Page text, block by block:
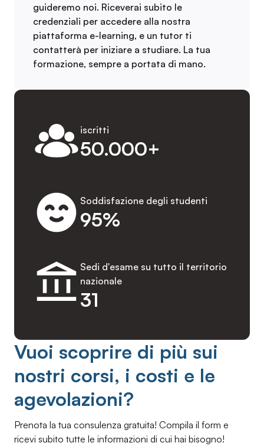
guideremo noi. Riceverai subito le
credenziali per accedere alla nostra
piattaforma e-learning, e un tutor ti
contatterà per iniziare a studiare. La tua
formazione, sempre a portata di mano.
50.000+
iscritti
95%
Soddisfazione degli studenti
31
Sedi d'esame su tutto il territorio
nazionale
Vuoi scoprire di più sui
nostri corsi, i costi e le
agevolazioni?
Prenota la tua consulenza gratuita! Compila il form e
ricevi subito tutte le informazioni di cui hai bisogno!